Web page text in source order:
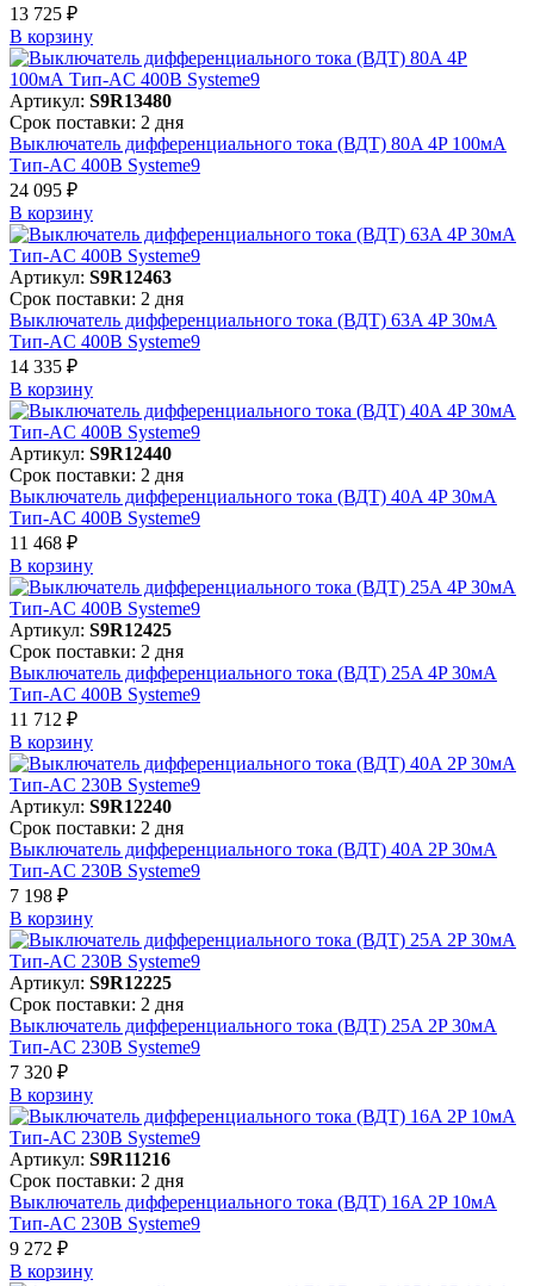
13 725 ₽
В корзинy
Артикул: S9R13480
Срок поставки: 2 дня
Выключатель дифференциального тока (ВДТ) 80A 4P 100мА
Тип-AC 400В Systeme9
24 095 ₽
В корзинy
Артикул: S9R12463
Срок поставки: 2 дня
Выключатель дифференциального тока (ВДТ) 63A 4P 30мА
Тип-AC 400В Systeme9
14 335 ₽
В корзинy
Артикул: S9R12440
Срок поставки: 2 дня
Выключатель дифференциального тока (ВДТ) 40A 4P 30мА
Тип-AC 400В Systeme9
11 468 ₽
В корзинy
Артикул: S9R12425
Срок поставки: 2 дня
Выключатель дифференциального тока (ВДТ) 25A 4P 30мА
Тип-AC 400В Systeme9
11 712 ₽
В корзинy
Артикул: S9R12240
Срок поставки: 2 дня
Выключатель дифференциального тока (ВДТ) 40A 2P 30мА
Тип-AC 230В Systeme9
7 198 ₽
В корзинy
Артикул: S9R12225
Срок поставки: 2 дня
Выключатель дифференциального тока (ВДТ) 25A 2P 30мА
Тип-AC 230В Systeme9
7 320 ₽
В корзинy
Артикул: S9R11216
Срок поставки: 2 дня
Выключатель дифференциального тока (ВДТ) 16A 2P 10мА
Тип-AC 230В Systeme9
9 272 ₽
В корзинy